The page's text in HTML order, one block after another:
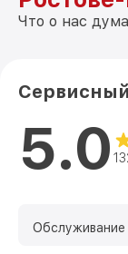
Что о нас
5.0
Обслуживание